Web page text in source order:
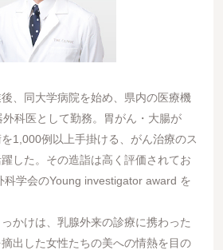
、同大学病院を始め、県内の医療機
科医として勤務。胃がん・大腸が
1,000例以上手掛ける、がん治療のス
した。その造詣は高く評価されてお
科学会のYoung investigator award を
かけは、乳腺外来の診療に携わった
出した女性たちの美への情熱を目の